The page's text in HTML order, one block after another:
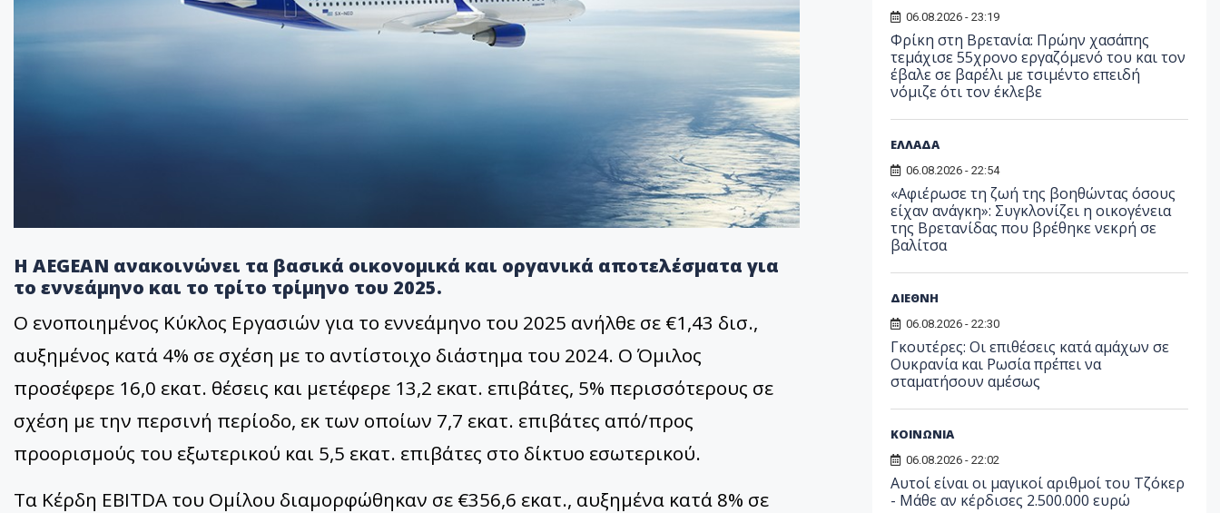
H AEGEAN ανακοινώνει τα βασικά οικονομικά και οργανικά αποτελέσματα για
το εννεάμηνο και το τρίτο τρίμηνο του 2025.
Ο ενοποιημένος Κύκλος Εργασιών για το εννεάμηνο του 2025 ανήλθε σε €1,43 δισ.,
αυξημένος κατά 4% σε σχέση με το αντίστοιχο διάστημα του 2024. Ο Όμιλος
προσέφερε 16,0 εκατ. θέσεις και μετέφερε 13,2 εκατ. επιβάτες, 5% περισσότερους σε
σχέση με την περσινή περίοδο, εκ των οποίων 7,7 εκατ. επιβάτες από/προς
προορισμούς του εξωτερικού και 5,5 εκατ. επιβάτες στο δίκτυο εσωτερικού.
Τα Κέρδη EBITDA του Ομίλου διαμορφώθηκαν σε €356,6 εκατ., αυξημένα κατά 8% σε
06.08.2026 - 23:19
Φρίκη στη Βρετανία: Πρώην χασάπης
τεμάχισε 55χρονο εργαζόμενό του και τον
έβαλε σε βαρέλι με τσιμέντο επειδή
νόμιζε ότι τον έκλεβε
ΕΛΛΑΔΑ
06.08.2026 - 22:54
«Αφιέρωσε τη ζωή της βοηθώντας όσους
είχαν ανάγκη»: Συγκλονίζει η οικογένεια
της Βρετανίδας που βρέθηκε νεκρή σε
βαλίτσα
ΔΙΕΘΝΗ
06.08.2026 - 22:30
Γκουτέρες: Οι επιθέσεις κατά αμάχων σε
Ουκρανία και Ρωσία πρέπει να
σταματήσουν αμέσως
ΚΟΙΝΩΝΙΑ
06.08.2026 - 22:02
Αυτοί είναι οι μαγικοί αριθμοί του Τζόκερ
- Μάθε αν κέρδισες 2.500.000 ευρώ